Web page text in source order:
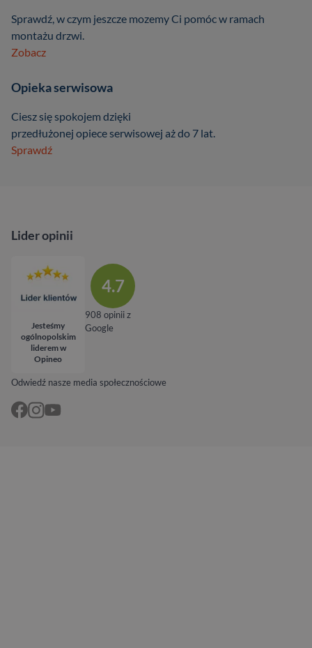
Sprawdź, w czym jeszcze mozemy Ci pomóc w ramach
montażu drzwi.
Zobacz
Opieka serwisowa
Ciesz się spokojem dzięki
przedłużonej opiece serwisowej aż do 7 lat.
Sprawdź
Odwiedź nasze media społecznościowe
Lider opinii
Jesteśmy
ogólnopolskim
liderem w
Opineo
4.7
908 opinii z
Google